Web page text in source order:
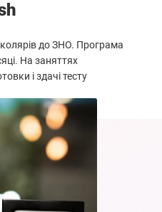
до ЗНО. Програма
На заняттях
і здачі тесту